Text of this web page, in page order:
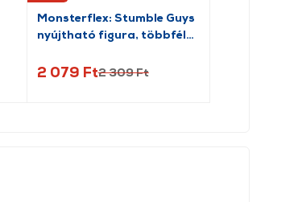
Monsterflex: Stumble Guys
nyújtható figura, többféle
2 079 Ft2 309 Ft